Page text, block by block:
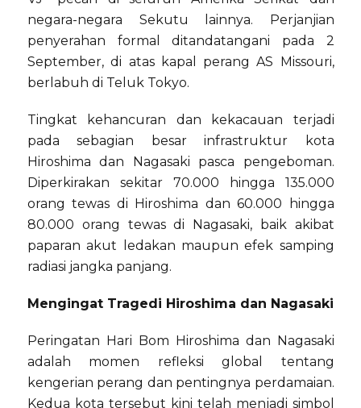
negara-negara Sekutu lainnya. Perjanjian
penyerahan formal ditandatangani pada 2
September, di atas kapal perang AS Missouri,
berlabuh di Teluk Tokyo.
Tingkat kehancuran dan kekacauan terjadi
pada sebagian besar infrastruktur kota
Hiroshima dan Nagasaki pasca pengeboman.
Diperkirakan sekitar 70.000 hingga 135.000
orang tewas di Hiroshima dan 60.000 hingga
80.000 orang tewas di Nagasaki, baik akibat
paparan akut ledakan maupun efek samping
radiasi jangka panjang.
Mengingat Tragedi Hiroshima dan Nagasaki
Peringatan Hari Bom Hiroshima dan Nagasaki
adalah momen refleksi global tentang
kengerian perang dan pentingnya perdamaian.
Kedua kota tersebut kini telah menjadi simbol